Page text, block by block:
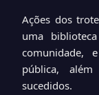
Ações dos
uma
comunidade,
pública,
sucedidos.